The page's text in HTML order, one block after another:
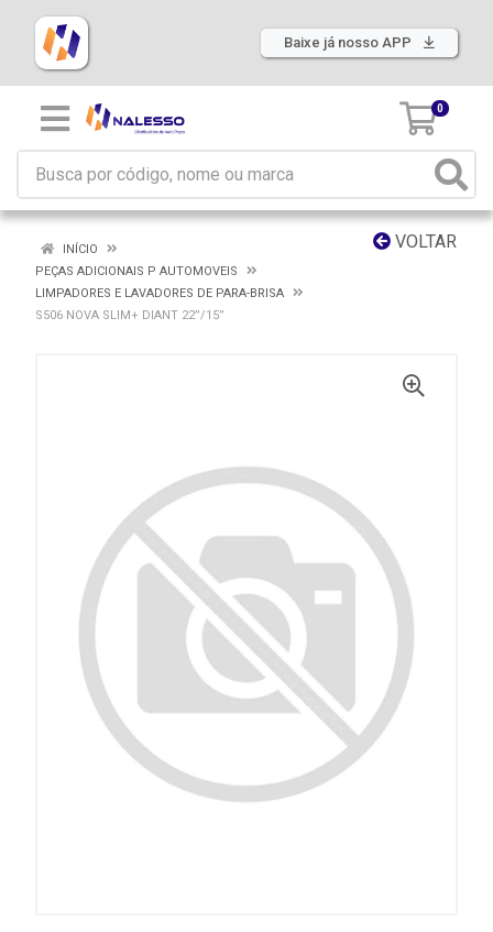
Baixe já nosso APP
0
VOLTAR
INÍCIO
PEÇAS ADICIONAIS P AUTOMOVEIS
LIMPADORES E LAVADORES DE PARA-BRISA
S506 NOVA SLIM+ DIANT 22”/15”